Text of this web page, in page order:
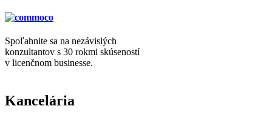
Spoľahnite sa na nezávislých
konzultantov s 30 rokmi skúseností
v licenčnom businesse.
Kancelária